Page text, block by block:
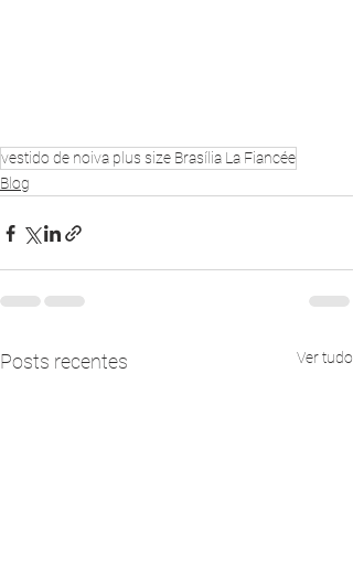
vestido de noiva plus size Brasília La Fiancée
Blog
Posts recentes Ver tudo